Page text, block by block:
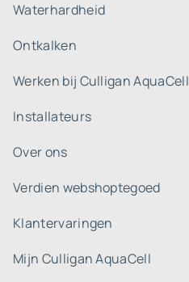
Waterhardheid
Ontkalken
Werken bij Culligan AquaCell
Installateurs
Over ons
Verdien webshoptegoed
Klantervaringen
Mijn Culligan AquaCell